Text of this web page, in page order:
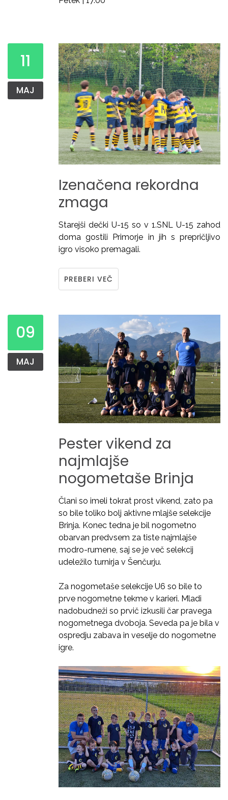
11
MAJ
Izenačena rekordna
zmaga
Starejši dečki U-15 so v 1.SNL U-15 zahod
doma gostili Primorje in jih s prepričljivo
igro visoko premagali.
PREBERI VEČ
09
MAJ
Pestervikend za
najmlajše
nogometaše Brinja
Člani so imeli tokrat prost vikend, zato pa
so bile toliko bolj aktivne mlajše selekcije
Brinja. Konec tedna je bil nogometno
obarvan predvsem za tiste najmlajše
modro-rumene, saj se je več selekcij
udeležilo turnirja v Šenčurju.
Za nogometaše selekcije U6 so bile to
prve nogometne tekme v karieri. Mladi
nadobudneži so prvič izkusili čar pravega
nogometnega dvoboja. Seveda pa je bila v
ospredju zabava in veselje do nogometne
igre.